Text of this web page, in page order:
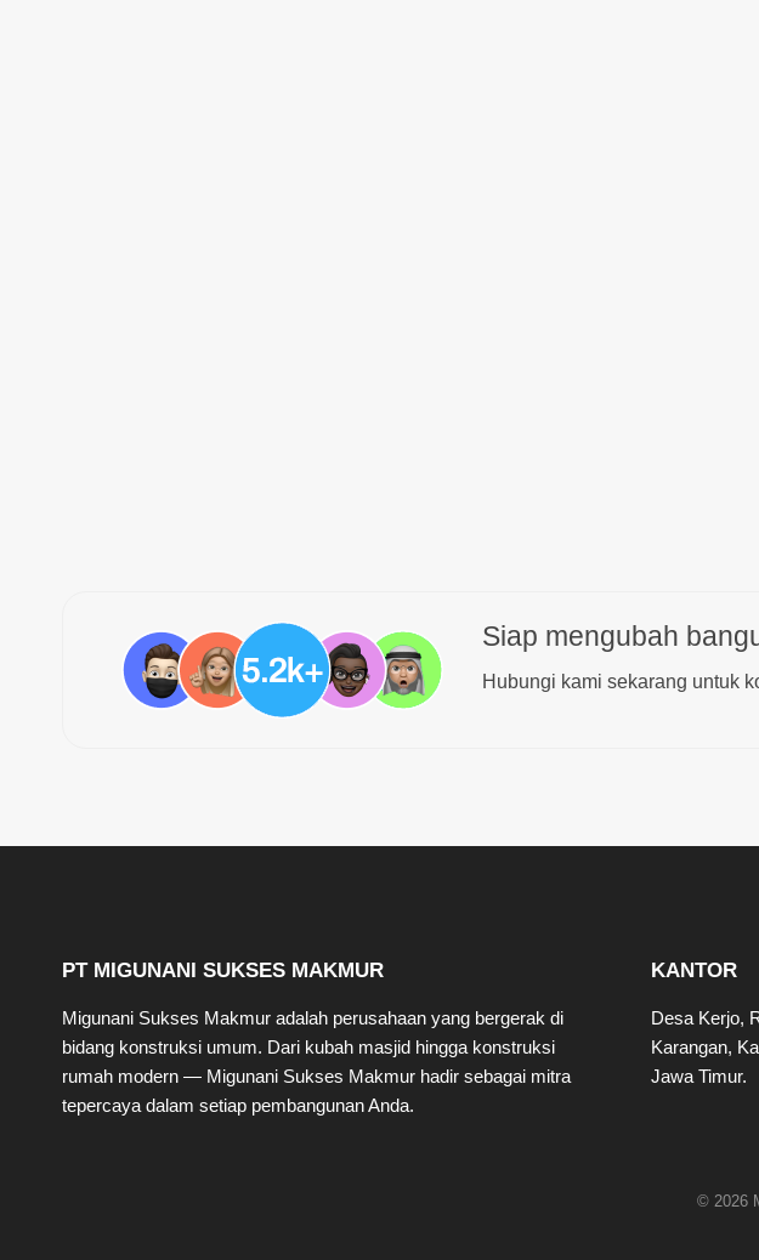
Siap mengubah
Hubungi kami sekarang untuk
PT MIGUNANI SUKSES MAKMUR
Migunani Sukses Makmur adalah perusahaan yang bergerak di
bidang konstruksi umum. Dari kubah masjid hingga konstruksi
rumah modern — Migunani Sukses Makmur hadir sebagai mitra
tepercaya dalam setiap pembangunan Anda.
KANTOR
Desa Kerjo,
Karangan,
Jawa Timur.
© 2026